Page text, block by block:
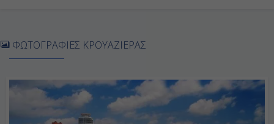
ΦΩΤΟΓΡΑΦΙΕΣ ΚΡΟΥΑΖΙΕΡΑΣ